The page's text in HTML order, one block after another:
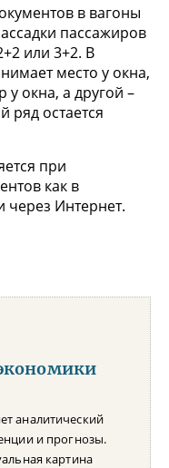
в вагоны
пассажиров
или 3+2. В
место у окна,
у окна, а другой –
ряд остается
при
как в
через Интернет.
аналитический
и прогнозы.
картина